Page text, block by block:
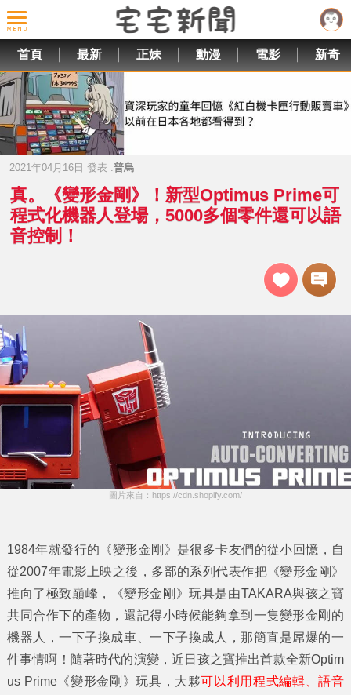
首頁 最新 正妹 動漫 電影 新奇
2021年04月16日 發表 :普烏
真。《變形金剛》！新型Optimus Prime可
程式化機器人登場，5000多個零件還可以語
音控制！
圖片來自：https://cdn.shopify.com/
1984年就發行的《變形金剛》是很多卡友們的從小回憶，自
從2007年電影上映之後，多部的系列代表作把《變形金剛》
推向了極致巔峰，《變形金剛》玩具是由TAKARA與孩之寶
共同合作下的產物，還記得小時候能夠拿到一隻變形金剛的
機器人，一下子換成車、一下子換成人，那簡直是屌爆的一
件事情啊！隨著時代的演變，近日孩之寶推出首款全新Optim
us Prime《變形金剛》玩具，大夥可以利用程式編輯、語音